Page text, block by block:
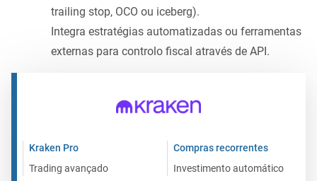
trailing stop, OCO ou iceberg).
Integra estratégias automatizadas ou ferramentas
externas para controlo fiscal através de API.
Kraken Pro
Trading avançado
Compras recorrentes
Investimento automático